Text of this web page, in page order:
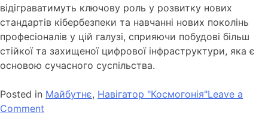
відіграватимуть ключову роль у розвитку нових
стандартів кібербезпеки та навчанні нових поколінь
професіоналів у цій галузі, сприяючи побудові більш
стійкої та захищеної цифрової інфраструктури, яка є
основою сучасного суспільства.
Posted in Майбутнє, Навігатор "Космогонія"Leave a
Comment